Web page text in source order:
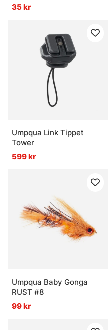
35 kr
Umpqua Link Tippet
Tower
599 kr
Umpqua Baby Gonga
RUST #8
99 kr